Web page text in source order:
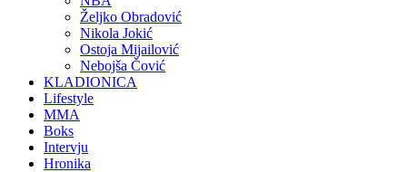
Željko Obradović
Nikola Jokić
Ostoja Mijailović
Nebojša Čović
KLADIONICA
Lifestyle
MMA
Boks
Intervju
Hronika